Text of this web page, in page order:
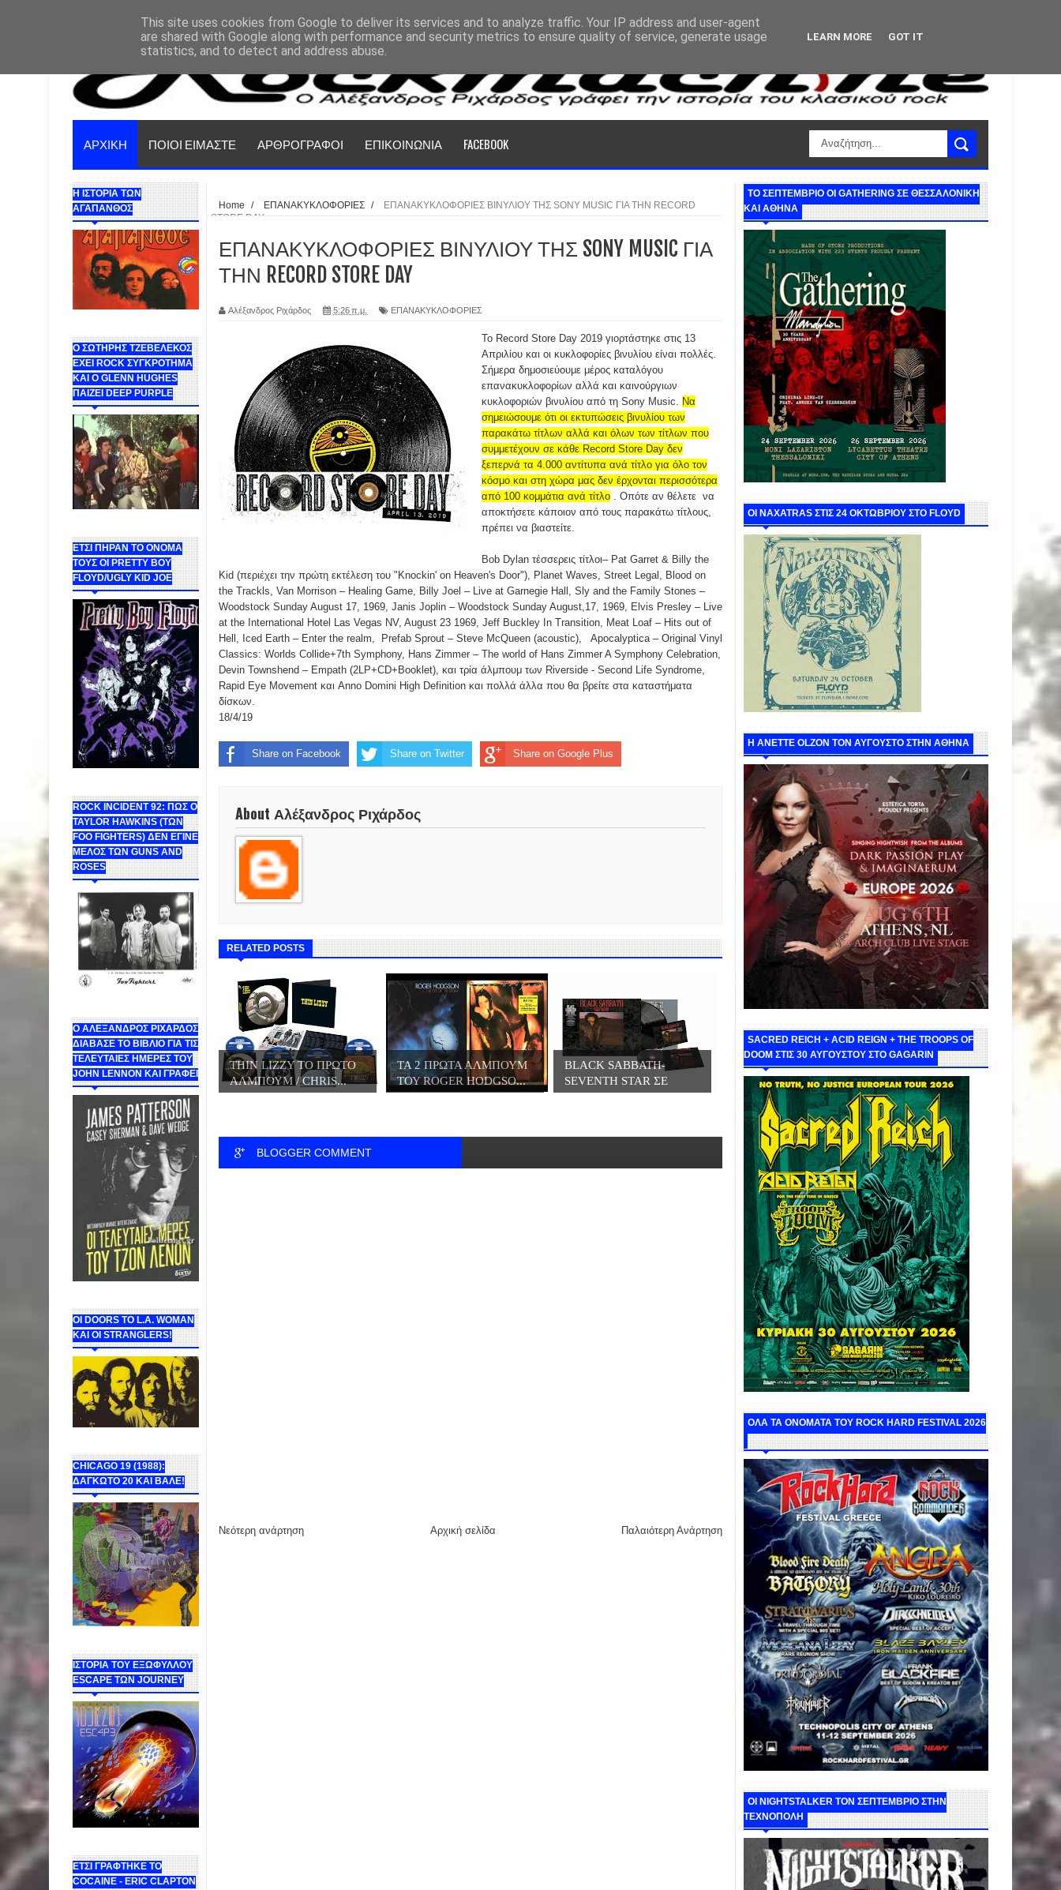
ΑΡΧΙΚΗ ΠΟΙΟΙ ΕΙΜΑΣΤΕ ΑΡΘΡΟΓΡΑΦΟΙ ΕΠΙΚΟΙΝΩΝΙΑ FACEBOOK
Η ΙΣΤΟΡΙΑ ΤΩΝ
ΑΓΑΠΑΝΘΟΣ
Ο ΣΩΤΗΡΗΣ ΤΖΕΒΕΛΕΚΟΣ
ΕΧΕΙ ROCK ΣΥΓΚΡΟΤΗΜΑ
ΚΑΙ Ο GLENN HUGHES
ΠΑΙΖΕΙ DEEP PURPLE
ΕΤΣΙ ΠΗΡΑΝ ΤΟ ΟΝΟΜΑ
ΤΟΥΣ ΟΙ PRETTY BOY
FLOYD/UGLY KID JOE
ROCK INCIDENT 92: ΠΩΣ Ο
TAYLOR HAWKINS (ΤΩΝ
FOO FIGHTERS) ΔΕΝ ΕΓΙΝΕ
ΜΕΛΟΣ ΤΩΝ GUNS AND
ROSES
Ο ΑΛΕΞΑΝΔΡΟΣ ΡΙΧΑΡΔΟΣ
ΔΙΑΒΑΣΕ ΤΟ ΒΙΒΛΙΟ ΓΙΑ ΤΙΣ
ΤΕΛΕΥΤΑΙΕΣ ΗΜΕΡΕΣ ΤΟΥ
JOHN LENNON ΚΑΙ ΓΡΑΦΕΙ
ΟΙ DOORS ΤΟ L.A. WOMAN
KAI OI STRANGLERS!
CHICAGO 19 (1988):
ΔΑΓΚΩΤΟ 20 ΚΑΙ ΒΑΛΕ!
ΙΣΤΟΡΙΑ ΤΟΥ ΕΞΩΦΥΛΛΟΥ
ESCAPE ΤΩΝ JOURNEY
ΕΤΣΙ ΓΡΑΦΤΗΚΕ ΤΟ
COCAINE - ERIC CLAPTON
Home / ΕΠΑΝΑΚΥΚΛΟΦΟΡΙΕΣ /
ΕΠΑΝΑΚΥΚΛΟΦΟΡΙΕΣ ΒΙΝΥΛΙΟΥ ΤΗΣ SONY MUSIC ΓΙΑ ΤΗΝ RECORD
STORE DAY
ΕΠΑΝΑΚΥΚΛΟΦΟΡΙΕΣ ΒΙΝΥΛΙΟΥ ΤΗΣ SONY MUSIC ΓΙΑ
ΤΗΝ RECORD STORE DAY
Αλέξανδρος Ριχάρδος 5:26 π.μ. ΕΠΑΝΑΚΥΚΛΟΦΟΡΙΕΣ
Το Record Store Day 2019 γιορτάστηκε στις 13
Απριλίου και οι κυκλοφορίες βινυλίου είναι πολλές.
Σήμερα δημοσιεύουμε μέρος καταλόγου
επανακυκλοφορίων αλλά και καινούργιων
κυκλοφοριών βινυλίου από τη Sony Music. Να
σημειώσουμε ότι οι εκτυπώσεις βινυλίου των
παρακάτω τίτλων αλλά και όλων των τίτλων που
συμμετέχουν σε κάθε Record Store Day δεν
ξεπερνά τα 4.000 αντίτυπα ανά τίτλο για όλο τον
κόσμο και στη χώρα μας δεν έρχονται περισσότερα
από 100 κομμάτια ανά τίτλο . Οπότε αν θέλετε να
αποκτήσετε κάποιον από τους παρακάτω τίτλους,
πρέπει να βιαστείτε.
Bob Dylan τέσσερεις τίτλοι– Pat Garret & Billy the
Kid (περιέχει την πρώτη εκτέλεση του "Knockin' on Heaven's Door"), Planet Waves, Street Legal, Blood on
the Trackls, Van Morrison – Healing Game, Billy Joel – Live at Garnegie Hall, Sly and the Family Stones –
Woodstock Sunday August 17, 1969, Janis Joplin – Woodstock Sunday August,17, 1969, Elvis Presley – Live
at the International Hotel Las Vegas NV, August 23 1969, Jeff Buckley In Transition, Meat Loaf – Hits out of
Hell, Iced Earth – Enter the realm, Prefab Sprout – Steve McQueen (acoustic), Apocalyptica – Original Vinyl
Classics: Worlds Collide+7th Symphony, Hans Zimmer – The world of Hans Zimmer A Symphony Celebration,
Devin Townshend – Empath (2LP+CD+Booklet), και τρία άλμπουμ των Riverside - Second Life Syndrome,
Rapid Eye Movement και Anno Domini High Definition και πολλά άλλα που θα βρείτε στα καταστήματα
δίσκων.
18/4/19
Share on Facebook Share on Twitter Share on Google Plus
About Αλέξανδρος Ριχάρδος
RELATED POSTS
THIN LIZZY ΤΟ ΠΡΩΤΟ
ΑΛΜΠΟΥΜ / CHRIS...
ΤΑ 2 ΠΡΩΤΑ ΑΛΜΠΟΥΜ
ΤΟΥ ROGER HODGSO...
BLACK SABBATH-
SEVENTH STAR ΣΕ
ΒΙΝΥΛ...
BLOGGER COMMENT
Νεότερη ανάρτηση Παλαιότερη Ανάρτηση
Αρχική σελίδα
ΤΟ ΣΕΠΤΕΜΒΡΙΟ ΟΙ GATHERING ΣΕ ΘΕΣΣΑΛΟΝΙΚΗ
ΚΑΙ ΑΘΗΝΑ
ΟΙ NAXATRAS ΣΤΙΣ 24 ΟΚΤΩΒΡΙΟΥ ΣΤΟ FLOYD
Η ANETTE OLZON ΤΟΝ ΑΥΓΟΥΣΤΟ ΣΤΗΝ ΑΘΗΝΑ
SACRED REICH + ACID REIGN + THE TROOPS OF
DOOM ΣΤΙΣ 30 ΑΥΓΟΥΣΤΟΥ ΣΤΟ GAGARIN
ΟΛΑ ΤΑ ΟΝΟΜΑΤΑ ΤΟΥ ROCK HARD FESTIVAL 2026
ΟΙ NIGHTSTALKER ΤΟΝ ΣΕΠΤΕΜΒΡΙΟ ΣΤΗΝ
ΤΕΧΝΟΠΟΛΗ
This site uses cookies from Google to deliver its services and to analyze traffic. Your IP address and user-agent
are shared with Google along with performance and security metrics to ensure quality of service, generate usage
statistics, and to detect and address abuse.
LEARN MORE GOT IT